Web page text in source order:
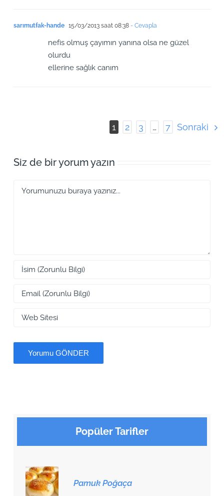
sarımutfak-hande 15/03/2013 saat 08:38- Cevapla
nefis olmuş çayımın yanına olsa ne güzel
olurdu
ellerine sağlık canım
1 2 3 … 7 Sonraki
Siz de bir yorum yazın
Popüler Tarifler
Pamuk Poğaça